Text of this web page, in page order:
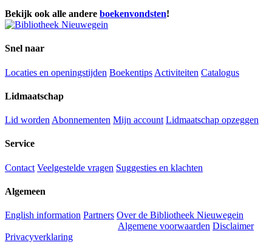
Bekijk ook alle andere boekenvondsten!
Snel naar
Locaties en openingstijden Boekentips Activiteiten Catalogus
Lidmaatschap
Lid worden Abonnementen Mijn account Lidmaatschap opzeggen
Service
Contact Veelgestelde vragen Suggesties en klachten
Algemeen
English information Partners Over de Bibliotheek Nieuwegein
Algemene voorwaarden Disclaimer
Privacyverklaring